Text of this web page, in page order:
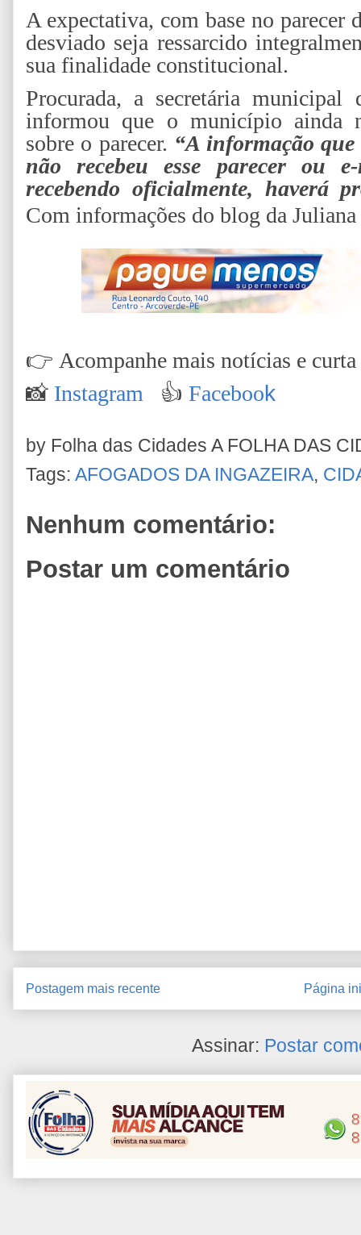
A expectativa, com base no parecer
desviado seja ressarcido
sua finalidade constitucional.
Procurada, a secretária municipal
informou que o município ainda
sobre o parecer. “A informação
não recebeu esse parecer ou
recebendo oficialmente, haverá
Com informações do blog da
👉 Acompanhe mais notícias e curta
📸 Instagram 👍 Facebook
by Folha das Cidades A FOLHA DAS
Tags: AFOGADOS DA INGAZEIRA,
Nenhum comentário:
Postar um comentário
Postagem mais recente Página
Assinar: Postar